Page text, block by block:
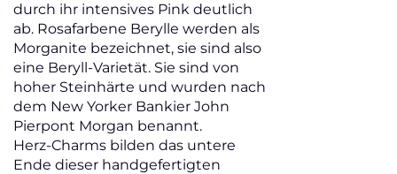
durch ihr intensives Pink deutlich
ab. Rosafarbene Berylle werden als
Morganite bezeichnet, sie sind also
eine Beryll-Varietät. Sie sind von
hoher Steinhärte und wurden nach
dem New Yorker Bankier John
Pierpont Morgan benannt.
Herz-Charms bilden das untere
Ende dieser handgefertigten